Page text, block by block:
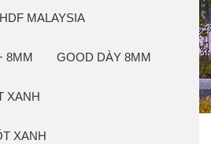
MALAYSIA
8MM GOOD DÀY 8MM
XANH
XANH